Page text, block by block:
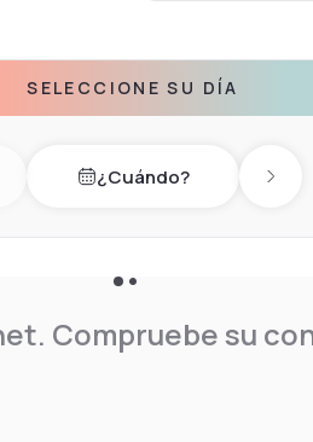
SELECCIONE SU DÍA
day¿Cuándo? Next
Compruebe su